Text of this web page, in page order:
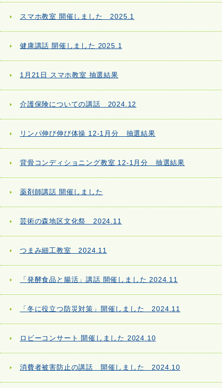
スマホ教室 開催しました 2025.1
健康講話 開催しました 2025.1
1月21日 スマホ教室 抽選結果
介護保険についての講話 2024.12
リンパ伸び伸び体操 12-1月分 抽選結果
背骨コンディショニング教室 12-1月分 抽選結果
薬剤師講話 開催しました
芸術の森地区文化祭 2024.11
つまみ細工教室 2024.11
「発酵食品と腸活」講話 開催しました 2024.11
「冬に役立つ防災対策」開催しました 2024.11
ロビーコンサート 開催しました 2024.10
消費者被害防止の講話 開催しました 2024.10